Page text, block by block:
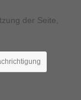
der Seite,